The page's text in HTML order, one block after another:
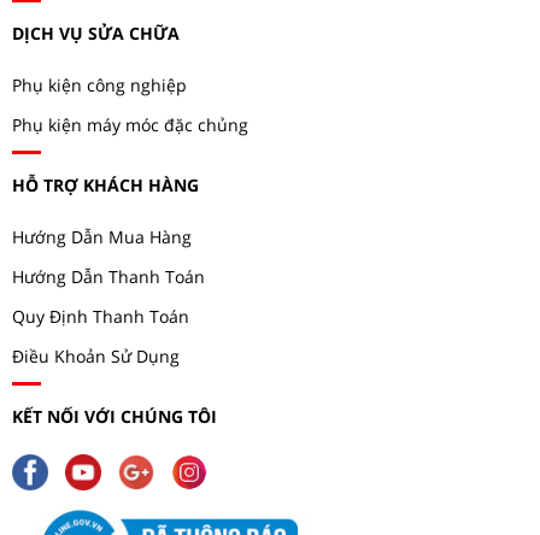
DỊCH VỤ SỬA CHỮA
Phụ kiện công nghiệp
Phụ kiện máy móc đặc chủng
HỖ TRỢ KHÁCH HÀNG
Hướng Dẫn Mua Hàng
Hướng Dẫn Thanh Toán
Quy Định Thanh Toán
Điều Khoản Sử Dụng
KẾT NỐI VỚI CHÚNG TÔI